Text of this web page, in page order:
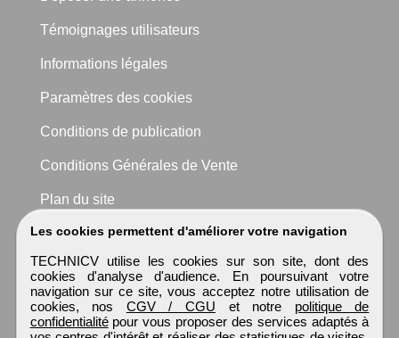
Les cookies permettent d'améliorer votre navigation
TECHNICV utilise les cookies sur son site, dont des
cookies d'analyse d'audience. En poursuivant votre
navigation sur ce site, vous acceptez notre utilisation de
cookies, nos CGV / CGU et notre politique de
confidentialitépour vous proposer des services adaptés à
Témoignages utilisateurs
Informations légales
Paramètres des cookies
Conditions de publication
Conditions Générales de Vente
Plan du site